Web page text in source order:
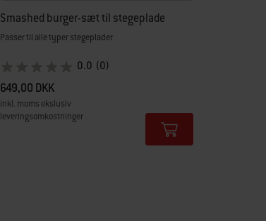
Smashed burger-sæt til stegeplade
Passer til alle typer stegeplader
0.0 (0)
649,00 DKK
inkl. moms ekslusiv
leveringsomkostninger